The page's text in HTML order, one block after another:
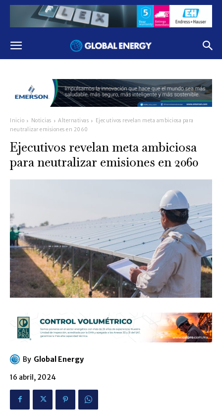
Inicio Noticias Alternativas
Ejecutivos revelan meta ambiciosa para
neutralizar emisiones en 2060
Ejecutivos revelan meta ambiciosa
para neutralizar emisiones en 2060
By Global Energy
16 abril, 2024